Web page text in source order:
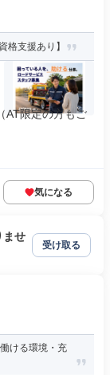
格支援あり】
AT限定の方もご
気になる
ませ
受け取る
ける環境・充